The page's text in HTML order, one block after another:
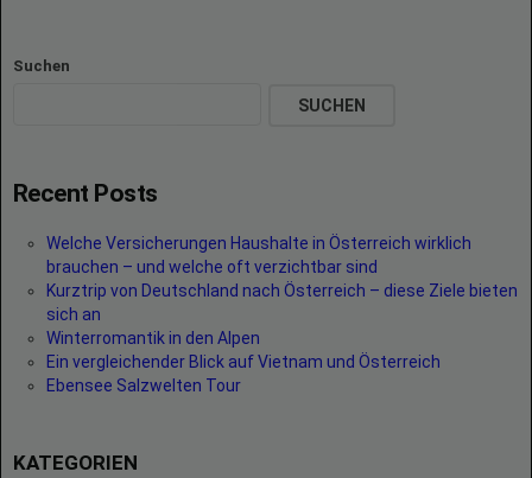
Suchen
SUCHEN
Recent Posts
Welche Versicherungen Haushalte in Österreich wirklich
brauchen – und welche oft verzichtbar sind
Kurztrip von Deutschland nach Österreich – diese Ziele bieten
sich an
Winterromantik in den Alpen
Ein vergleichender Blick auf Vietnam und Österreich
Ebensee Salzwelten Tour
KATEGORIEN